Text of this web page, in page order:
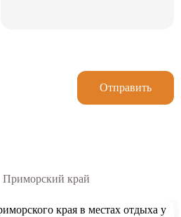
Отправить
Приморский край